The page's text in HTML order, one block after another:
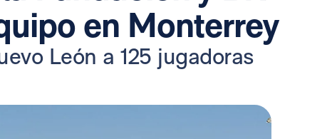
en Monterrey
León a 125 jugadoras